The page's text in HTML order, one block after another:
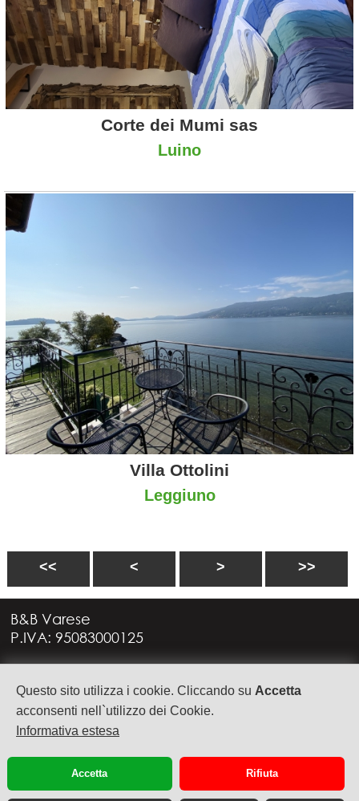
Questo sito utilizza i cookie. Cliccando su Accetta
acconsenti nell`utilizzo dei Cookie.
Informativa estesa
Accetta Rifiuta
Corte dei Mumi sas
Luino
Villa Ottolini
Leggiuno
<< < > >>
B&B Varese
P.IVA: 95083000125
21949 CASTRONNO (VA)
+39 335 6088957
info@bbvarese.it
cookie